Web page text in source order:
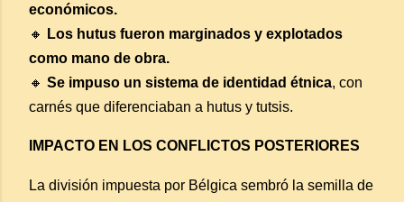
económicos.
🔸
Los hutus fueron marginados y explotados
como mano de obra.
🔸 Se impuso un sistema de identidad étnica, con
carnés que diferenciaban a hutus y tutsis.
IMPACTO EN LOS CONFLICTOS POSTERIORES
La división impuesta por Bélgica sembró la semilla de